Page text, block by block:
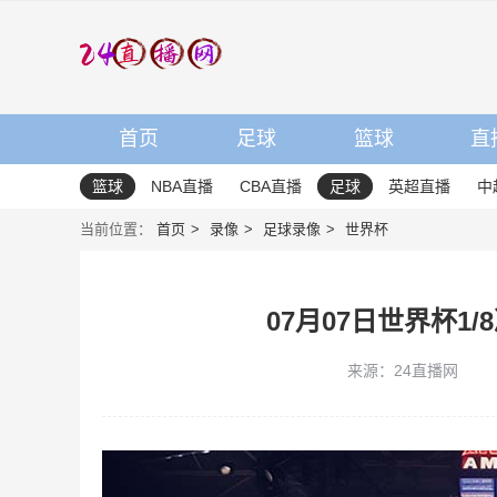
首页 足球 篮球 直
篮球 NBA直播 CBA直播 足球 英超直播 中
当前位置： 首页 录像 足球录像 世界杯
07月07日世界杯1/
来源：24直播网